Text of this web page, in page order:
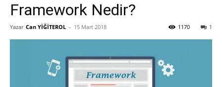
Framework Nedir?
Yazar Can YİĞİTEROL - 15 Mart 2018 1
1170